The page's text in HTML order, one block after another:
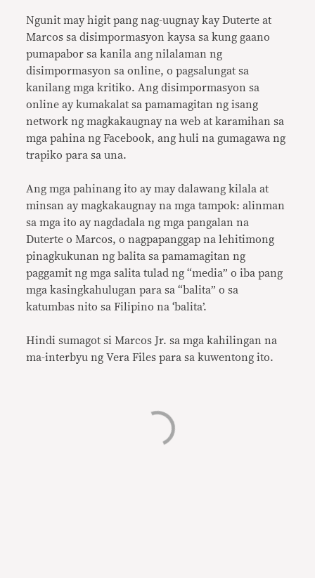
Ngunit may higit pang nag-uugnay kay Duterte at
Marcos sa disimpormasyon kaysa sa kung gaano
pumapabor sa kanila ang nilalaman ng
disimpormasyon sa online, o pagsalungat sa
kanilang mga kritiko. Ang disimpormasyon sa
online ay kumakalat sa pamamagitan ng isang
network ng magkakaugnay na web at karamihan sa
mga pahina ng Facebook, ang huli na gumagawa ng
trapiko para sa una.
Ang mga pahinang ito ay may dalawang kilala at
minsan ay magkakaugnay na mga tampok: alinman
sa mga ito ay nagdadala ng mga pangalan na
Duterte o Marcos, o nagpapanggap na lehitimong
pinagkukunan ng balita sa pamamagitan ng
paggamit ng mga salita tulad ng “media” o iba pang
mga kasingkahulugan para sa “balita” o sa
katumbas nito sa Filipino na ‘balita’.
Hindi sumagot si Marcos Jr. sa mga kahilingan na
ma-interbyu ng Vera Files para sa kuwentong ito.